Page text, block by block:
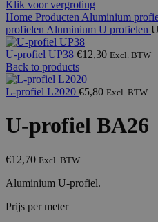
Klik voor vergroting
Home Producten Aluminium
profielen Aluminium U profielen
U-profiel UP38 €12,30 Excl. BTW
Back to products
L-profiel L2020 €5,80 Excl. BTW
U-profiel BA26
€12,70 Excl. BTW
Aluminium U-profiel.
Prijs per meter